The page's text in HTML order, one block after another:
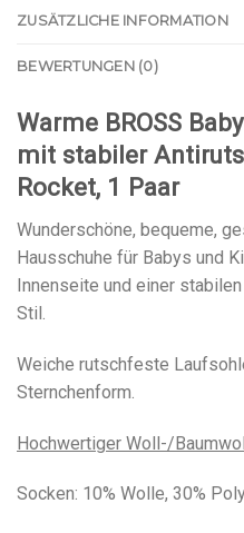
ZUSÄTZLICHE INFORMATION
BEWERTUNGEN (0)
Warme BROSS
mit stabiler
Rocket, 1 Paar
Wunderschöne, bequeme,
Hausschuhe für Babys und
Innenseite und einer
Stil.
Weiche rutschfeste
Sternchenform.
Hochwertiger Woll-/
Socken: 10% Wolle, 30%